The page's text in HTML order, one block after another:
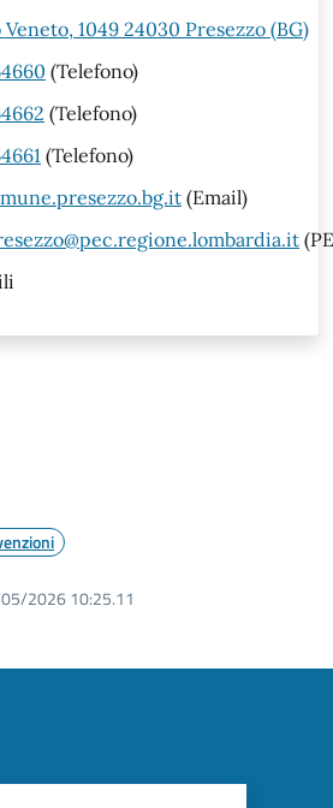
1049 24030 Presezzo (BG)
(Telefono)
(Telefono)
(Telefono)
(Email)
2026 10:25.11